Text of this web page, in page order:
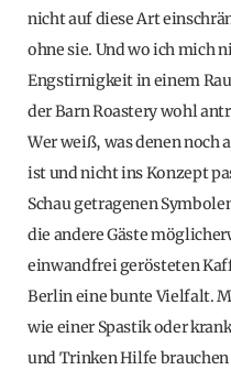
nicht auf diese Art
ohne sie. Und wo ich mich
Engstirnigkeit in einem
der Barn Roastery wohl
Wer weiß, was denen
ist und nicht ins Konzept
Schau getragenen
die andere Gäste
einwandfrei gerösteten
Berlin eine bunte Vielfalt.
wie einer Spastik oder
und Trinken Hilfe